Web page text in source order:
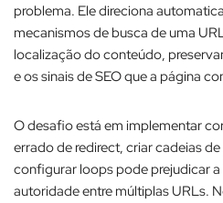
problema. Ele direciona
mecanismos de busca de uma
localização do conteúdo,
e os sinais de SEO que a página
O desafio está em implementar
errado de redirect, criar cadeias
configurar loops pode prejudicar
autoridade entre múltiplas URLs.